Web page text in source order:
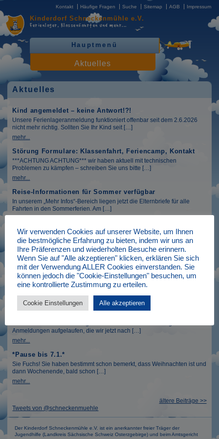
KinderdorfSchneckenmühle e.V.
Ferienlager, Klassenfahrten und mehr...
Hauptmenü
Aktuelles
Kontakt Häufige Fragen Suche Sitemap AGB Impressum
Aktuelles
Kind angemeldet – keine Antwort!?!
Unsere Ferienlageranmeldung funktioniert offenbar seit dem 2.6.2026
nicht mehr richtig. Sollten Sie Ihr Kind seit […]
mehr...
Störung Formulare: Klassenfahrt, Feriencamp, Kontakt
***ACHTUNG ACHTUNG*** wir haben aktuell mit technischen
Problemen zu kämpfen – schreiben Sie uns bitte […]
mehr...
Reise-Informationen für Sommer verfügbar
In unserem „Mehr Infos“-Bereich liegen jetzt die Elternbriefe für alle
Fahrten in den Sommerferien. Am […]
Bewerbung Betreuer*in – so geht’s
Heute ein Beitrag der Kategorie „Unterschiede zwischen Theorie und
Praxis“: Theorie so: „Füll mal bitte […]
mehr...
Reise-Infos Osterferien sind da
In unserem wunderschönen Bereich „Mehr Infos“ finden sich ab sofort die
Reiseunterlagen für die anstehenden […]
mehr...
Anmeldungen aufgelaufen, die wir jetzt nach […]
mehr...
*Pause bis 7.1.*
Sie Fuchs! Sie haben bestimmt schon bemerkt, dass Weihnachten ist und
dann Wochenende, bald schon […]
mehr...
ältere Beiträge >>
Tweets von @schneckenmuehle
Der Kinderdorf Schneckenmühle e.V. ist ein anerkannter freier Träger der
Jugendhilfe (Landkreis Sächsische Schweiz Osterzgebirge) und beim Amtsgericht
Wir verwenden Cookies auf unserer Website, um Ihnen
die bestmögliche Erfahrung zu bieten, indem wir uns an
Ihre Präferenzen und wiederholten Besuche erinnern.
Wenn Sie auf "Alle akzeptieren" klicken, erklären Sie sich
mit der Verwendung ALLER Cookies einverstanden. Sie
können jedoch die "Cookie-Einstellungen" besuchen, um
eine kontrollierte Zustimmung zu erteilen.
Cookie Einstellungen Alle akzeptieren